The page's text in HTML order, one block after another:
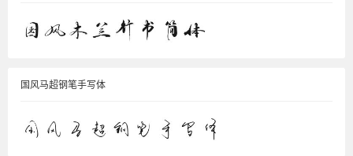
国风马超钢笔手写体